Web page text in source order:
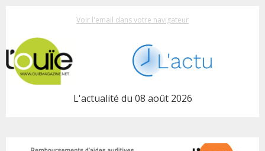
Voir l'email dans votre navigateur
L'actualité du 08 août 2026